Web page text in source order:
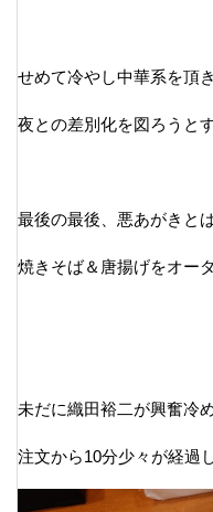
せめて冷やし中華系を頂き
夜との差別化を図ろうと
最後の最後、悪あがきと
焼きそば＆唐揚げをオー
未だに織田裕二が興奮冷
注文から10分少々が経過